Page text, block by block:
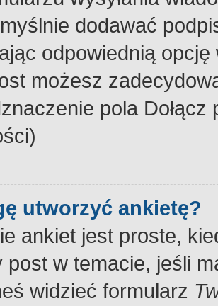
dodawać
odpowiednią
możesz
pola
utworzyć ankietę?
ankiet jest proste,
post w temacie, jeśli
widzieć formularz